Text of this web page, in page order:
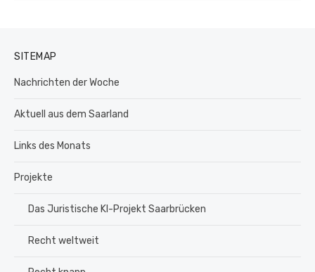
SITEMAP
Nachrichten der Woche
Aktuell aus dem Saarland
Links des Monats
Projekte
Das Juristische KI-Projekt Saarbrücken
Recht weltweit